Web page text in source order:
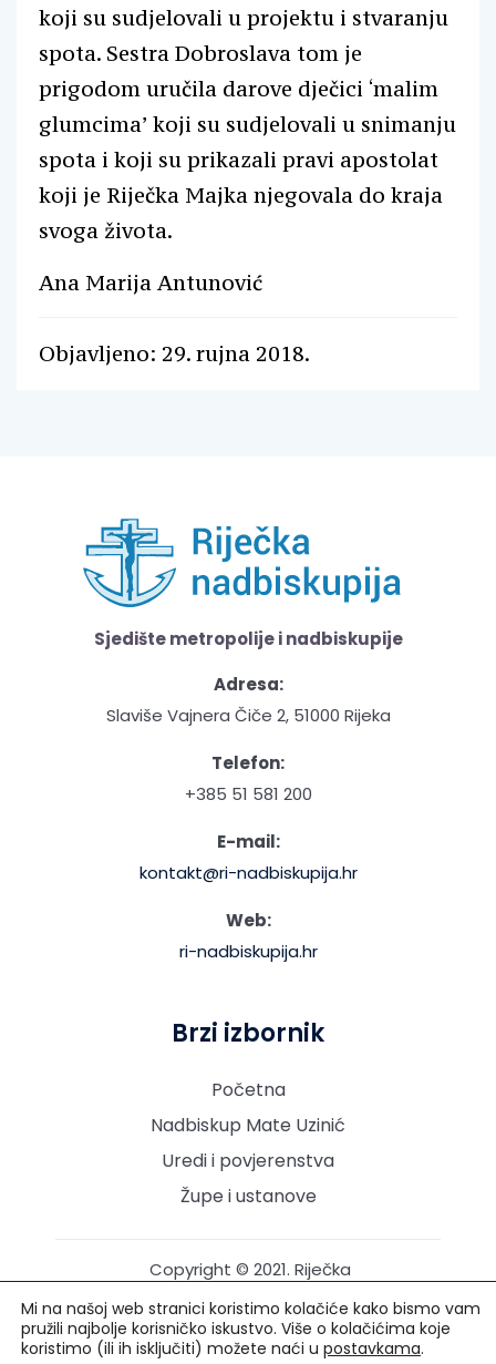
koji su sudjelovali u projektu i stvaranju
spota. Sestra Dobroslava tom je
prigodom uručila darove dječici ‘malim
glumcima’ koji su sudjelovali u snimanju
spota i koji su prikazali pravi apostolat
koji je Riječka Majka njegovala do kraja
svoga života.
Ana Marija Antunović
Objavljeno: 29. rujna 2018.
Sjedište metropolije i nadbiskupije
Adresa:
Slaviše Vajnera Čiče 2, 51000 Rijeka
Telefon:
+385 51 581 200
E-mail:
kontakt@ri-nadbiskupija.hr
Web:
ri-nadbiskupija.hr
Brzi izbornik
Početna
Nadbiskup Mate Uzinić
Uredi i povjerenstva
Župe i ustanove
Copyright © 2021. Riječka
nadbiskupija. Sva prava
pridržana.
Mi na našoj web stranici koristimo kolačiće kako bismo vam
pružili najbolje korisničko iskustvo. Više o kolačićima koje
koristimo (ili ih isključiti) možete naći u postavkama.